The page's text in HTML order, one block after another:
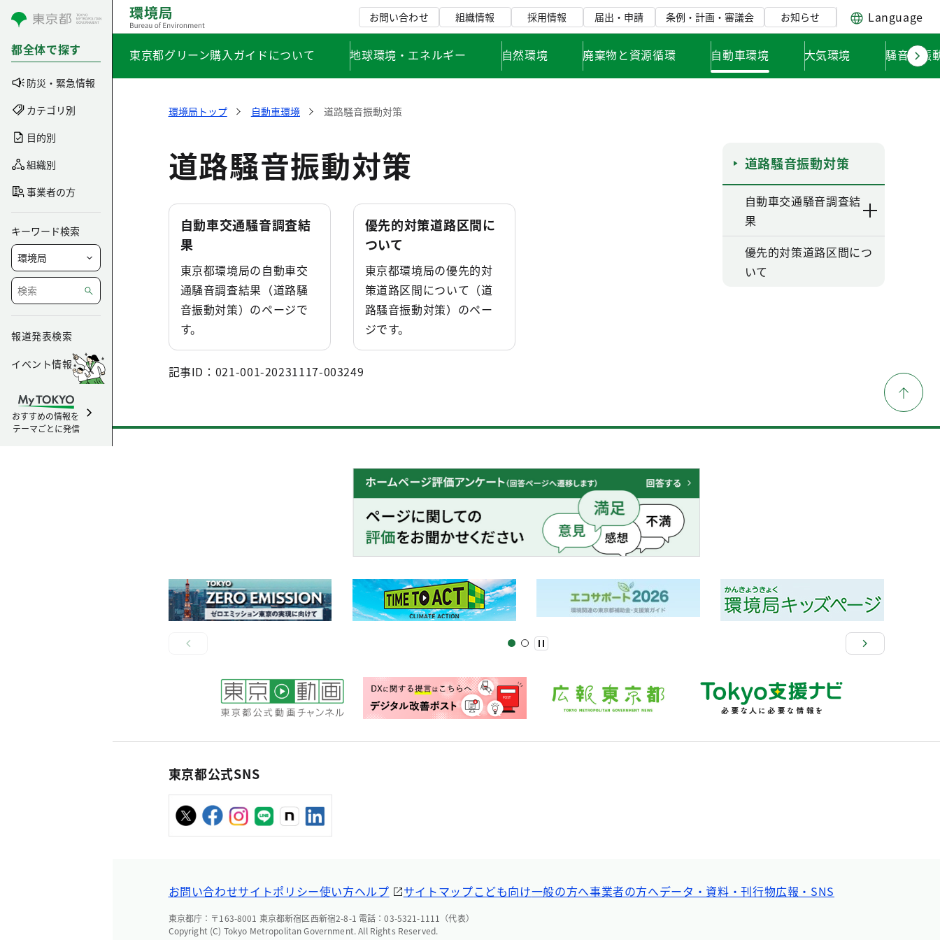
コンテンツにスキップ
都全体で探す
防災・緊急情報
カテゴリ別
目的別
組織別
事業者の方
キーワード検索
報道発表検索
イベント情報
おすすめの情報を
テーマごとに発信
お問い合わせ 組織情報 採用情報 届出・申請 条例・計画・審議会 お知らせ Language
東京都グリーン購入ガイドについて 地球環境・エネルギー 自然環境 廃棄物と資源循環 自動車環境 大気環境 騒音・振
環境局トップ 自動車環境 道路騒音振動対策
道路騒音振動対策
自動車交通騒音調査結
果
東京都環境局の自動車交
通騒音調査結果（道路騒
音振動対策）のページで
す。
優先的対策道路区間に
ついて
東京都環境局の優先的対
策道路区間について（道
路騒音振動対策）のペー
ジです。
記事ID：021-001-20231117-003249
道路騒音振動対策
自動車交通騒音調査結
果
優先的対策道路区間につ
いて
東京都公式SNS
お問い合わせサイトポリシー使い方ヘルプ サイトマップこども向け一般の方へ事業者の方へデータ・資料・刊行物広報・SNS
東京都庁：〒163-8001 東京都新宿区西新宿2-8-1 電話：03-5321-1111（代表）
Copyright (C) Tokyo Metropolitan Government. All Rights Reserved.